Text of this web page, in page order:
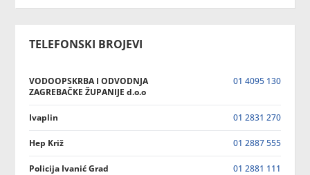
TELEFONSKI BROJEVI
VODOOPSKRBA I ODVODNJA
ZAGREBAČKE ŽUPANIJE d.o.o
01 4095 130
Ivaplin 01 2831 270
Hep Križ 01 2887 555
Policija Ivanić Grad 01 2881 111